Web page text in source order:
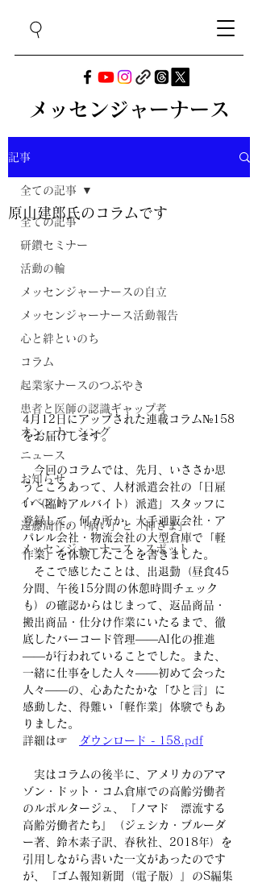
メッセンジャーナース
記事
全ての記事
研鑽セミナー
活動の輪
メッセンジャーナースの自立
メッセンジャーナース活動報告
心と絆といのち
コラム
起業家ナースのつぶやき
患者と医師の認識ギャップ考
オン・ナーシング
ニュース
お知らせ
イベント
遠藤周作の「病い」と「神さま」
メッセンジャーナース・スポット
全ての記事
原山建郎氏のコラムです
4月12日にアップされた連載コラム№158
をお届けします。
今回のコラムでは、先月、いささか思
うところあって、人材派遣会社の「日雇
い（臨時アルバイト）派遣」スタッフに
登録して、何カ所か、大手通販会社・ア
パレル会社・物流会社の大型倉庫で「軽
作業」を体験したことを書きました。
そこで感じたことは、出退勤（昼食45
分間、午後15分間の休憩時間チェック
も）の確認からはじまって、返品商品・
搬出商品・仕分け作業にいたるまで、徹
底したバーコード管理――AI化の推進
――が行われていることでした。また、
一緒に仕事をした人々――初めて会った
人々――の、心あたたかな「ひと言」に
感動した、得難い「軽作業」体験でもあ
りました。
詳細は☞
ダウンロード - 158.pdf
実はコラムの後半に、アメリカのアマ
ゾン・ドット・コム倉庫での高齢労働者
のルポルタージュ、『ノマド　漂流する
高齢労働者たち』（ジェシカ・ブルーダ
ー著、鈴木素子訳、春秋社、2018年）を
引用しながら書いた一文があったのです
が、『ゴム報知新聞（電子版）』のS編集